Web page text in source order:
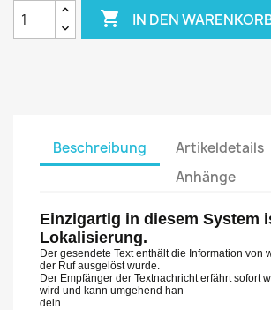
 IN DEN
Beschreibung
Artikeldetails
Anhänge
Einzigartig in diesem System
Lokalisierung.
Der gesendete Text enthält die Information von
der Ruf ausgelöst wurde.
Der Empfänger der Textnachricht erfährt sofort
wird und kann umgehend han-
deln.